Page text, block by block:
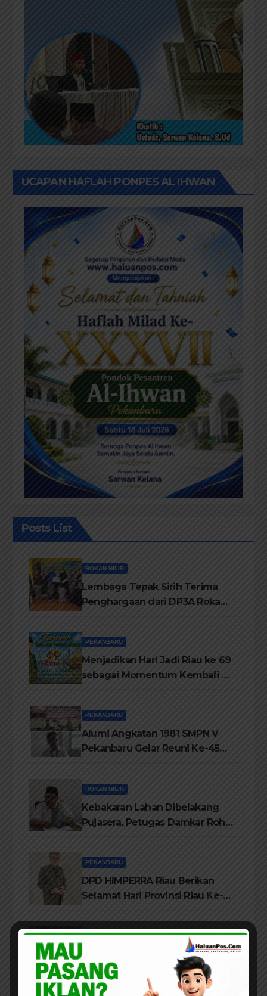
UCAPAN HAFLAH PONPES AL IHWAN
Posts List
ROKAN HILIR
Lembaga Tepak Sirih Terima
Penghargaan dari DP3A Rokan
PEKANBARU
Menjadikan Hari Jadi Riau ke 69
sebagai Momentum Kembali ke
PEKANBARU
Alumi Angkatan 1981 SMPN V
Pekanbaru Gelar Reuni Ke-45
ROKAN HILIR
Kebakaran Lahan Dibelakang
Pujasera, Petugas Damkar Rohil
PEKANBARU
DPD HIMPERRA Riau Berikan
Selamat Hari Provinsi Riau Ke-
ROKAN HILIR
Sukses Gelar Festival Kampung
Literasi, Lembaga Tepak Sirih
Terima Piagam Penghargaan